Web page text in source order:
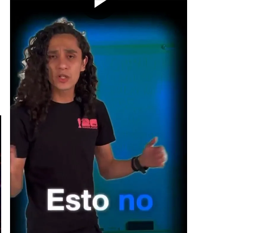
[Publicidad]